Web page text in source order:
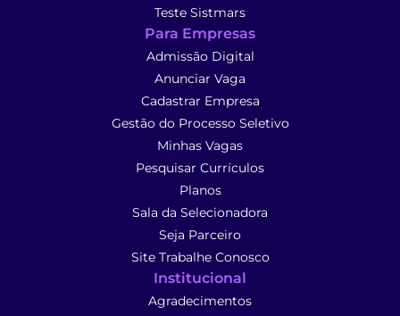
Teste Sistmars
Para Empresas
Admissão Digital
Anunciar Vaga
Cadastrar Empresa
Gestão do Processo Seletivo
Minhas Vagas
Pesquisar Currículos
Planos
Sala da Selecionadora
Seja Parceiro
Site Trabalhe Conosco
Institucional
Agradecimentos